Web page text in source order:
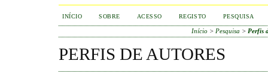
INÍCIO SOBRE ACESSO REGISTO PESQUISA
Início > Pesquisa > Perfis
PERFIS DE AUTORES